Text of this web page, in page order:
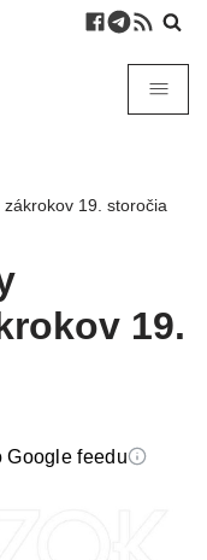
19. storočia
19.
Google feedu